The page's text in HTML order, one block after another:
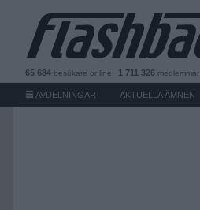
65 684 besökare online 1 711 326 medlemmar
AVDELNINGAR AKTUELLA ÄMNEN